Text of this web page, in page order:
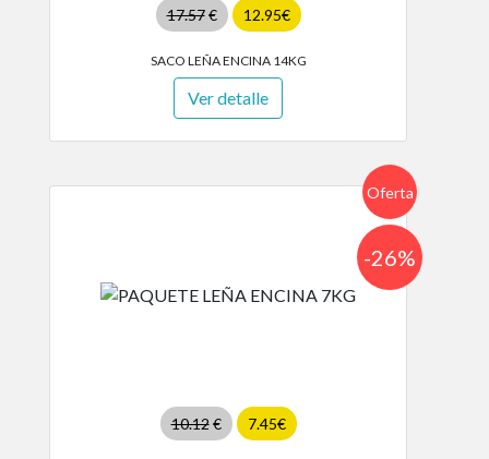
17.57€ 12.95€
SACO LEÑA ENCINA 14KG
Ver detalle
Oferta
10.12€ 7.45€
-26%